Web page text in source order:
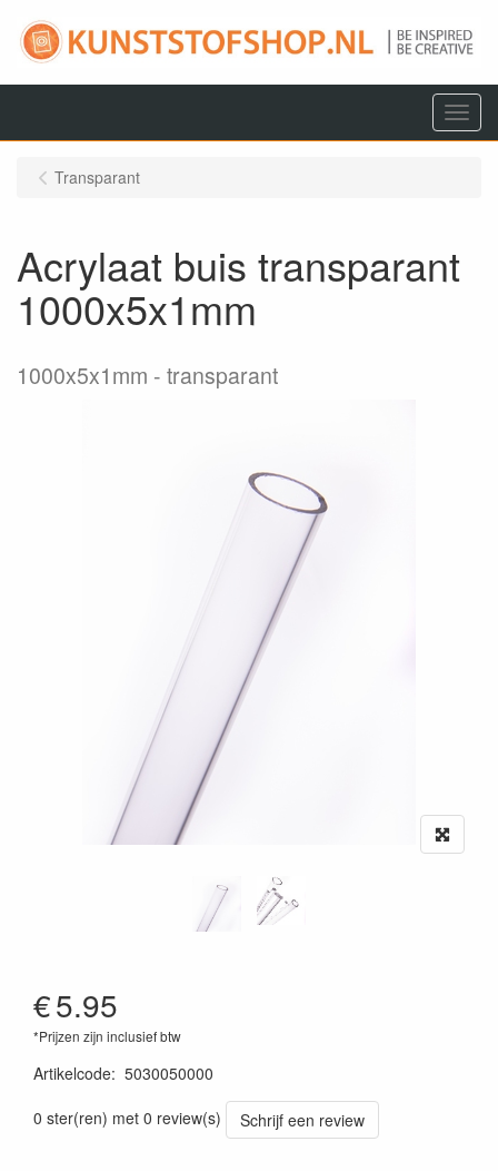
Menu
Transparant
Acrylaat buis transparant
1000x5x1mm
1000x5x1mm transparant
€5.95
*Prijzen zijn inclusief btw
Artikelcode: 5030050000
0 ster(ren) met 0 review(s)
Schrijf een review